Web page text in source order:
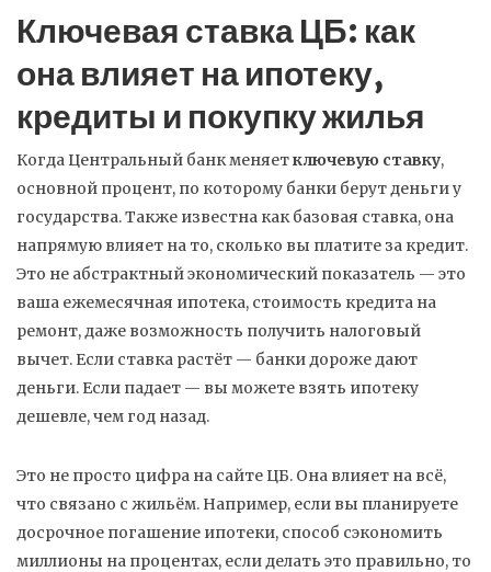
Ключевая ставка ЦБ: как
она влияет на ипотеку,
кредиты и покупку жилья
Когда Центральный банк меняетключевую ставку,
основной процент, по которому банки берут деньги у
государства. Также известна какбазовая ставка, она
напрямую влияет на то, сколько вы платите за кредит.
Это не абстрактный экономический показатель — это
ваша ежемесячная ипотека, стоимость кредита на
ремонт, даже возможность получить налоговый
вычет. Если ставка растёт — банки дороже дают
деньги. Если падает — вы можете взять ипотеку
дешевле, чем год назад.
Это не просто цифра на сайте ЦБ. Она влияет на всё,
что связано с жильём. Например, если вы планируете
досрочное погашение ипотеки, способ сэкономить
миллионы на процентах, если делать это правильно, то